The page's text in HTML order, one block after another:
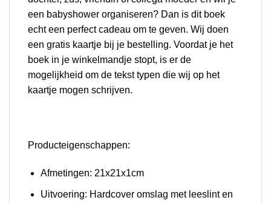
een babyshower organiseren? Dan is dit boek
echt een perfect cadeau om te geven. Wij doen
een gratis kaartje bij je bestelling. Voordat je het
boek in je winkelmandje stopt, is er de
mogelijkheid om de tekst typen die wij op het
kaartje mogen schrijven.
Producteigenschappen:
Afmetingen: 21x21x1cm
Uitvoering: Hardcover omslag met leeslint en